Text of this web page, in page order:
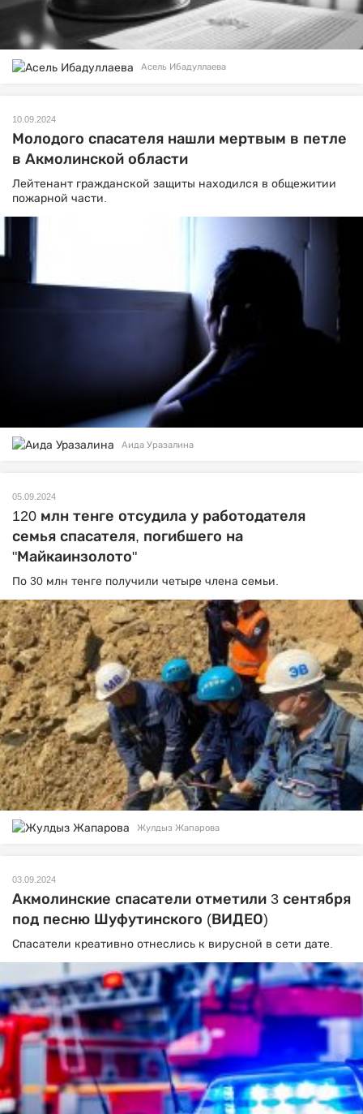
Асель Ибадуллаева
10.09.2024
Молодого спасателя нашли мертвым в петле
в Акмолинской области
Лейтенант гражданской защиты находился в общежитии
пожарной части.
Аида Уразалина
05.09.2024
120 млн тенге отсудила у работодателя
семья спасателя, погибшего на
"Майкаинзолото"
По 30 млн тенге получили четыре члена семьи.
Жулдыз Жапарова
03.09.2024
Акмолинские спасатели отметили 3 сентября
под песню Шуфутинского (ВИДЕО)
Спасатели креативно отнеслись к вирусной в сети дате.